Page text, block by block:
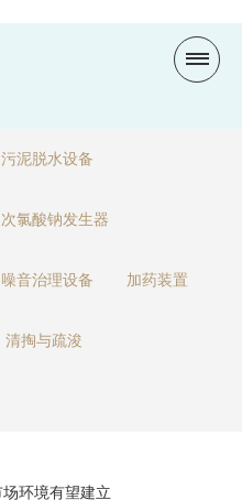
污泥脱水设备
次氯酸钠发生器
噪音治理设备 加药装置
清掏与疏浚